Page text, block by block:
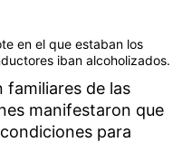
en el que estaban los
iban alcoholizados.
familiares de las
manifestaron que
para